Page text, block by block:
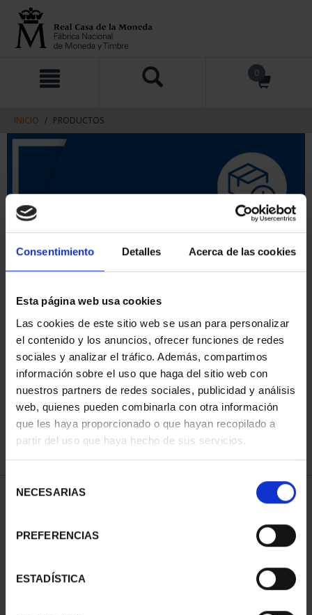
Consentimiento Detalles Acerca de las cookies
Esta página web usa cookies
Las cookies de este sitio web se usan para personalizar
el contenido y los anuncios, ofrecer funciones de redes
sociales y analizar el tráfico. Además, compartimos
información sobre el uso que haga del sitio web con
nuestros partners de redes sociales, publicidad y análisis
web, quienes pueden combinarla con otra información
que les haya proporcionado o que hayan recopilado a
partir del uso que haya hecho de sus servicios.
NECESARIAS
PREFERENCIAS
ESTADÍSTICA
contenido
navegacin
0
INICIO PRODUCTOS
ORDENAR POR:
REFINAR
2 Productos encontrados